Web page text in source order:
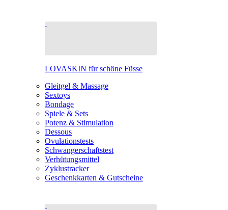
LOVASKIN für schöne Füsse
Gleitgel & Massage
Sextoys
Bondage
Spiele & Sets
Potenz & Stimulation
Dessous
Ovulationstests
Schwangerschaftstest
Verhütungsmittel
Zyklustracker
Geschenkkarten & Gutscheine